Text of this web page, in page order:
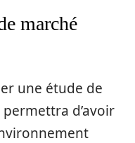
marché
une étude de
d’avoir